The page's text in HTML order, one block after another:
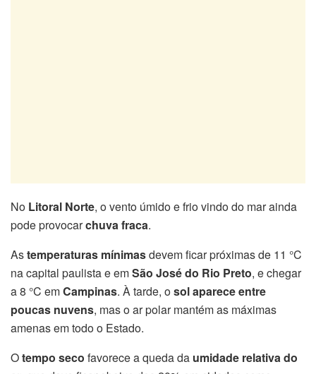
No Litoral Norte, o vento úmido e frio vindo do mar ainda
pode provocarchuva fraca.
Astemperaturas mínimasdevem ficar próximas de 11 °C
na capital paulista e emSão José do Rio Preto, e chegar
a 8 °C emCampinas. À tarde, osol aparece entre
poucas nuvens, mas o ar polar mantém as máximas
amenas em todo o Estado.
Otempo seco favorece a queda da umidade relativa do